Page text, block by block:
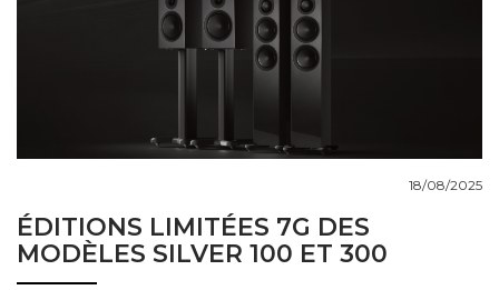
ÉDITIONS LIMITÉES 7G DES
MODÈLES SILVER 100 ET 300
18/08/2025